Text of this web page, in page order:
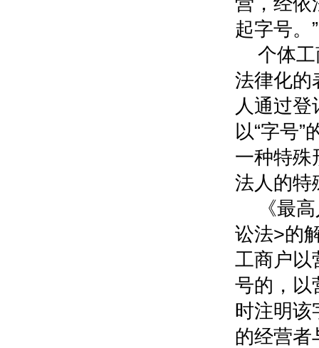
起字号。”
个体
法律化的
人通过
以“字号
一种特殊
法人的特
《最
讼法>的
工商户以
号的，以
时注明该
的经营者